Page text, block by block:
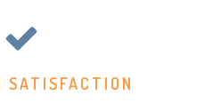
SATISFACTION